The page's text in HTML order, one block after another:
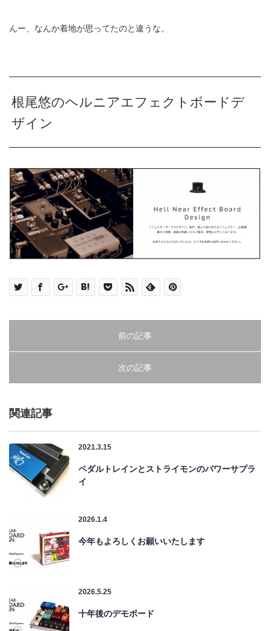
んー、なんか着地が思ってたのと違うな。
根尾悠のヘルニアエフェクトボードデ
ザイン
前の記事
次の記事
関連記事
2021.3.15
ペダルトレインとストライモンのパワーサプラ
イ
2026.1.4
今年もよろしくお願いいたします
2026.5.25
十年後のデモボード